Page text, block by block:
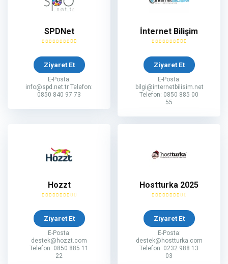
SPDNet
Ziyaret Et
E-Posta:
info@spd.net.tr Telefon:
0850 840 97 73
İnternet Bilişim
Ziyaret Et
E-Posta:
bilgi@internetbilisim.net
Telefon: 0850 885 00
55
Hozzt
Ziyaret Et
E-Posta:
destek@hozzt.com
Telefon: 0850 885 11
22
Hostturka 2025
Ziyaret Et
E-Posta:
destek@hostturka.com
Telefon: 0232 988 13
03